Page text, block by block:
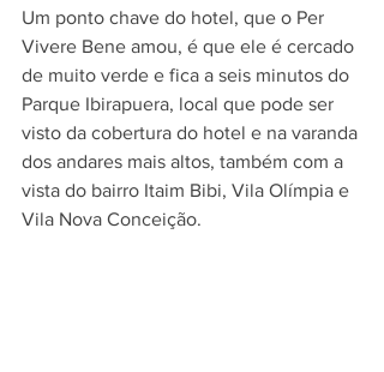
Um ponto chave do hotel, que o Per
Vivere Bene amou, é que ele é cercado
de muito verde e fica a seis minutos do
Parque Ibirapuera, local que pode ser
visto da cobertura do hotel e na varanda
dos andares mais altos, também com a
vista do bairro Itaim Bibi, Vila Olímpia e
Vila Nova Conceição.